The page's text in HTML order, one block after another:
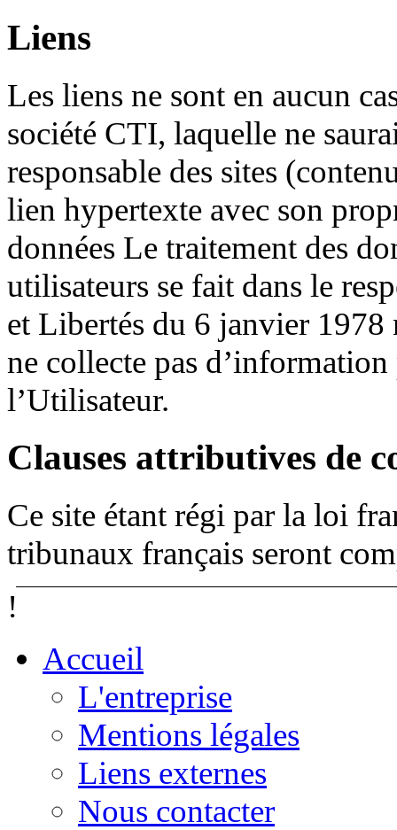
Liens
Les liens ne sont en aucun
société CTI, laquelle ne
responsable des sites
lien hypertexte avec son
données Le traitement des
utilisateurs se fait dans le
et Libertés du 6 janvier
ne collecte pas
l’Utilisateur.
Clauses attributives de
Ce site étant régi par la loi
tribunaux français seront
!
Accueil
L'entreprise
Mentions légales
Liens externes
Nous contacter